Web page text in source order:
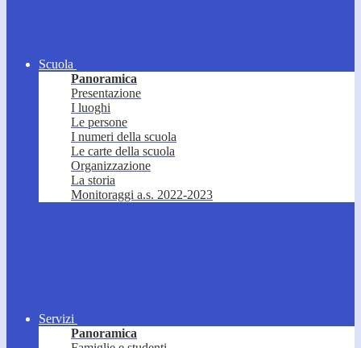
Scuola
Panoramica
Presentazione
I luoghi
Le persone
I numeri della scuola
Le carte della scuola
Organizzazione
La storia
Monitoraggi a.s. 2022-2023
Servizi
Panoramica